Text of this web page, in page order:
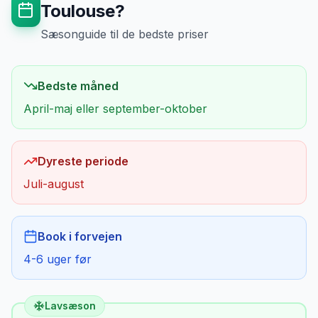
Toulouse?
Sæsonguide til de bedste priser
Bedste måned
April-maj eller september-oktober
Dyreste periode
Juli-august
Book i forvejen
4-6 uger før
Lavsæson